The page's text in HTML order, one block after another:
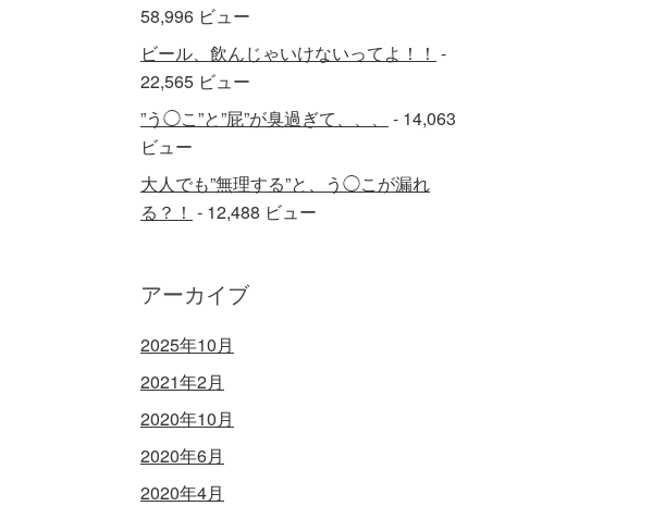
58,996 ビュー
ビール、飲んじゃいけないってよ！！ -
22,565 ビュー
”う◯こ”と”屁”が臭過ぎて、、、
- 14,063
ビュー
大人でも”無理する”と、う◯こが漏れ
る？！ - 12,488 ビュー
アーカイブ
2025年10月
2021年2月
2020年10月
2020年6月
2020年4月